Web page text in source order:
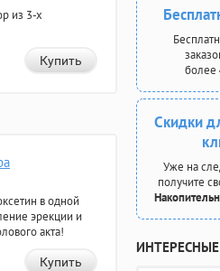
из 3-х
Купить
в одной
эрекции и
акта!
Купить
более
Скидки
Уже на
получите